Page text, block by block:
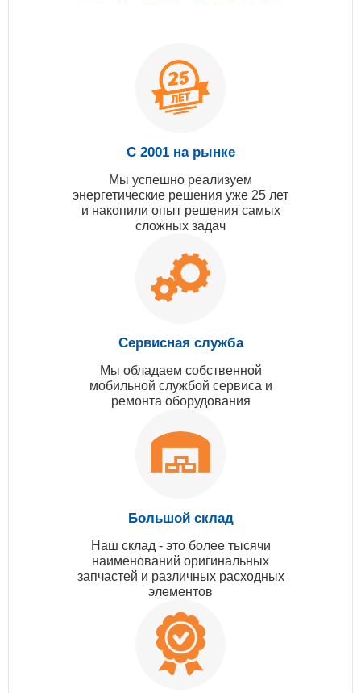
С 2001 на рынке
Мы успешно реализуем
энергетические решения уже 25 лет
и накопили опыт решения самых
сложных задач
Сервисная служба
Мы обладаем собственной
мобильной службой сервиса и
ремонта оборудования
Большой склад
Наш склад - это более тысячи
наименований оригинальных
запчастей и различных расходных
элементов